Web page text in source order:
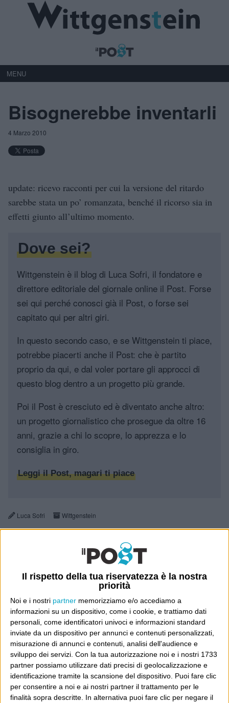
Il rispetto della tua riservatezza è la nostra
priorità
Noi e i nostri partner memorizziamo e/o accediamo a
informazioni su un dispositivo, come i cookie, e trattiamo dati
personali, come identificatori univoci e informazioni standard
inviate da un dispositivo per annunci e contenuti personalizzati,
misurazione di annunci e contenuti, analisi dell'audience e
sviluppo dei servizi. Con la tua autorizzazione noi e i nostri 1733
partner possiamo utilizzare dati precisi di geolocalizzazione e
identificazione tramite la scansione del dispositivo. Puoi fare clic
per consentire a noi e ai nostri partner il trattamento per le
finalità sopra descritte. In alternativa puoi fare clic per negare il
MENU
Bisognerebbe inventarli
4 Marzo 2010
update: ricevo racconti per cui la versione del ritardo
sarebbe stata un po’ romanzata, benché il ricorso sia in
effetti giunto all’ultimo momento.
Dove sei?
Wittgenstein è il blog di Luca Sofri, il fondatore e
direttore editoriale del giornale online il Post. Forse
sei qui perché conosci già il Post, o forse sei
capitato qui per altri giri.
In questo secondo caso, e se Wittgenstein ti piace,
potrebbe piacerti anche il Post: che è partito
proprio da qui, e dal voler portare gli approcci di
questo blog dentro a un progetto più grande.
Poi il Post è cresciuto ed è diventato anche altro:
un progetto giornalistico che prosegue da oltre 16
anni, grazie a chi lo scopre, lo apprezza e lo
consiglia in giro.
Leggi il Post, magari ti piace
Luca Sofri Wittgenstein
3 COMMENTI SU “BISOGNEREBBE
INVENTARLI”
Pingback:Più che un complotto, una barzelletta « La Casa
Dei Giochi
Pingback:E ma allora è un vizio! « Fabristol